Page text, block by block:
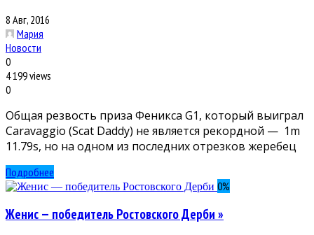
8 Авг, 2016
Мария
Новости
0
4 199 views
0
Общая резвость приза Феникса G1, который выиграл
Caravaggio (Scat Daddy) не является рекордной — 1m
11.79s, но на одном из последних отрезков жеребец
Подробнее
0%
Женис — победитель Ростовского Дерби »